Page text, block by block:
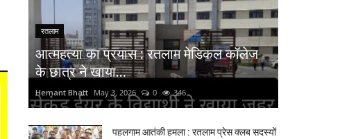
रतलाम
आत्महत्या का प्रयास : रतलाम मेडिकल कॉलेज
के छात्र ने खाया...
Hemant Bhatt May 3, 2026 0 346
पहलगाम आतंकी हमला : रतलाम प्रेस क्लब सदस्यों